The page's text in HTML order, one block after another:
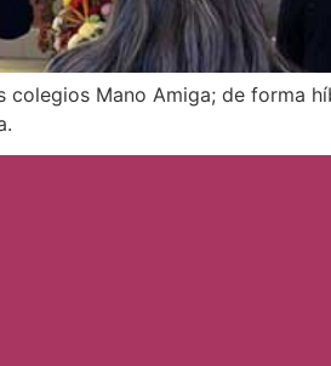
colegios Mano Amiga; de forma